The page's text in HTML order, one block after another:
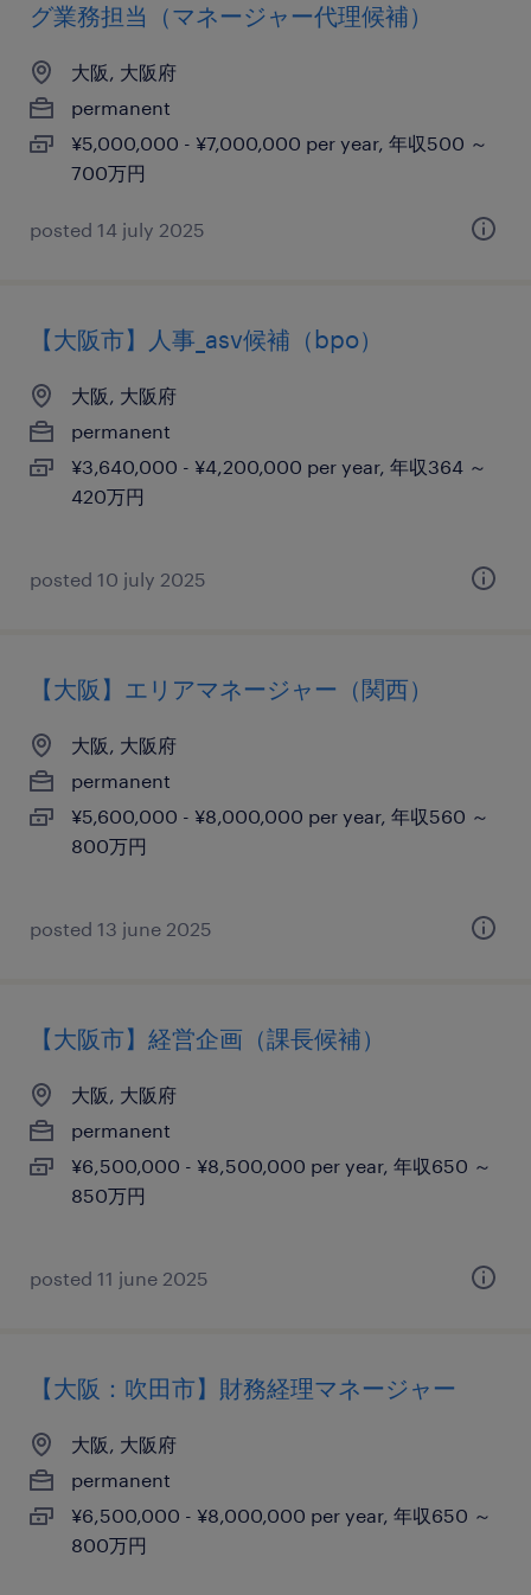
グ業務担当（マネージャー代理候補）
大阪, 大阪府
permanent
¥5,000,000 - ¥7,000,000 per year, 年収500 ～
700万円
posted 14 july 2025
【大阪市】人事_asv候補（bpo）
大阪, 大阪府
permanent
¥3,640,000 - ¥4,200,000 per year, 年収364 ～
420万円
posted 10 july 2025
【大阪】エリアマネージャー（関西）
大阪, 大阪府
permanent
¥5,600,000 - ¥8,000,000 per year, 年収560 ～
800万円
posted 13 june 2025
【大阪市】経営企画（課長候補）
大阪, 大阪府
permanent
¥6,500,000 - ¥8,500,000 per year, 年収650 ～
850万円
posted 11 june 2025
【大阪：吹田市】財務経理マネージャー
大阪, 大阪府
permanent
¥6,500,000 - ¥8,000,000 per year, 年収650 ～
800万円